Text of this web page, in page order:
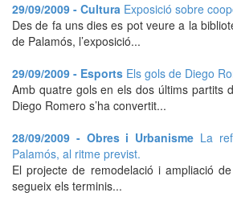
29/09/2009 - Cultura Exposició sobre
Des de fa uns dies es pot veure a la
de Palamós, l’exposició...
29/09/2009 - Esports Els gols de Diego
Amb quatre gols en els dos últims partits
Diego Romero s’ha convertit...
28/09/2009 - Obres i Urbanisme La
Palamós, al ritme previst.
El projecte de remodelació i ampliació
segueix els terminis...